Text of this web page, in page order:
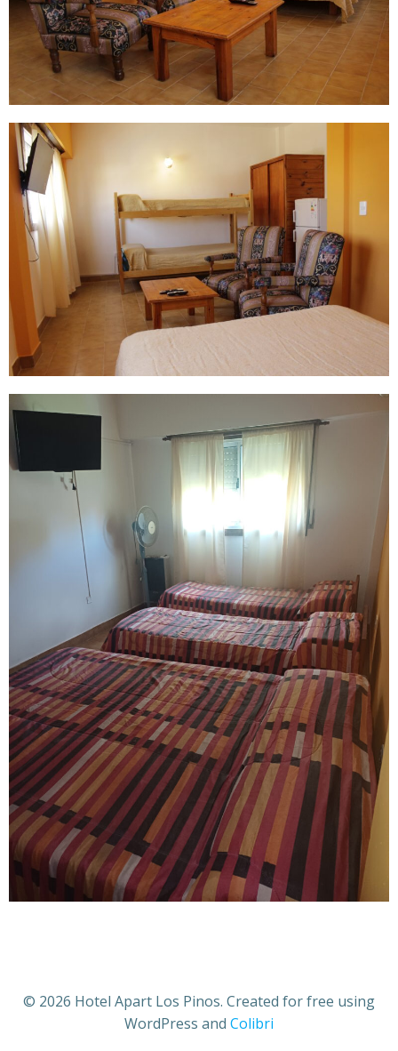
© 2026 Hotel Apart Los Pinos. Created for free using
WordPress and Colibri